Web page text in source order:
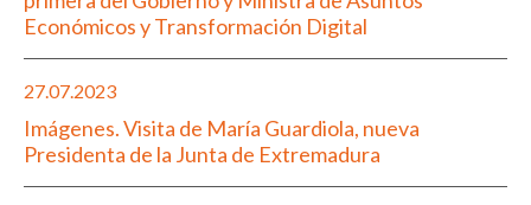
Económicos y Transformación Digital
27.07.2023
Imágenes. Visita de María Guardiola, nueva
Presidenta de la Junta de Extremadura